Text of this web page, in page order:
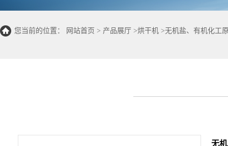
您当前的位置： 网站首页 > 产品展厅 >烘干机 >无机盐、有机化工
无